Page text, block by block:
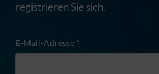
registrieren Sie sich.
E-Mail-Adresse *